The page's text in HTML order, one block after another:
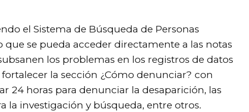
el Sistema de Búsqueda de Personas
que se pueda acceder directamente a las notas
los problemas en los registros de datos
la sección ¿Cómo denunciar? con
24 horas para denunciar la desaparición, las
la investigación y búsqueda, entre otros.